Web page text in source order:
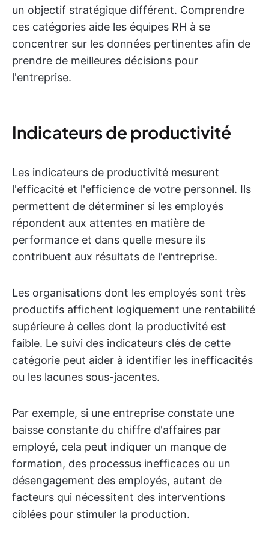
un objectif stratégique différent. Comprendre
ces catégories aide les équipes RH à se
concentrer sur les données pertinentes afin de
prendre de meilleures décisions pour
l'entreprise.
Indicateurs de productivité
Les indicateurs de productivité mesurent
l'efficacité et l'efficience de votre personnel. Ils
permettent de déterminer si les employés
répondent aux attentes en matière de
performance et dans quelle mesure ils
contribuent aux résultats de l'entreprise.
Les organisations dont les employés sont très
productifs affichent logiquement une rentabilité
supérieure à celles dont la productivité est
faible. Le suivi des indicateurs clés de cette
catégorie peut aider à identifier les inefficacités
ou les lacunes sous-jacentes.
Par exemple, si une entreprise constate une
baisse constante du chiffre d'affaires par
employé, cela peut indiquer un manque de
formation, des processus inefficaces ou un
désengagement des employés, autant de
facteurs qui nécessitent des interventions
ciblées pour stimuler la production.